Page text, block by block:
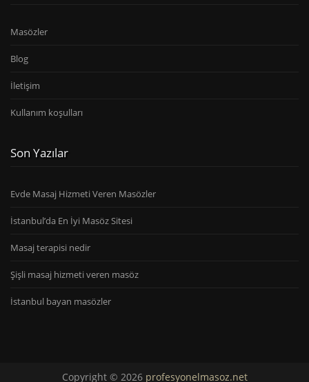
Masözler
Blog
İletişim
Kullanım koşulları
Son Yazılar
Evde Masaj Hizmeti Veren Masözler
İstanbul’da En İyi Masöz Sitesi
Masaj terapisi nedir
Şişli masaj hizmeti veren masöz
İstanbul bayan masözler
Copyright © 2026 profesyonelmasoz.net